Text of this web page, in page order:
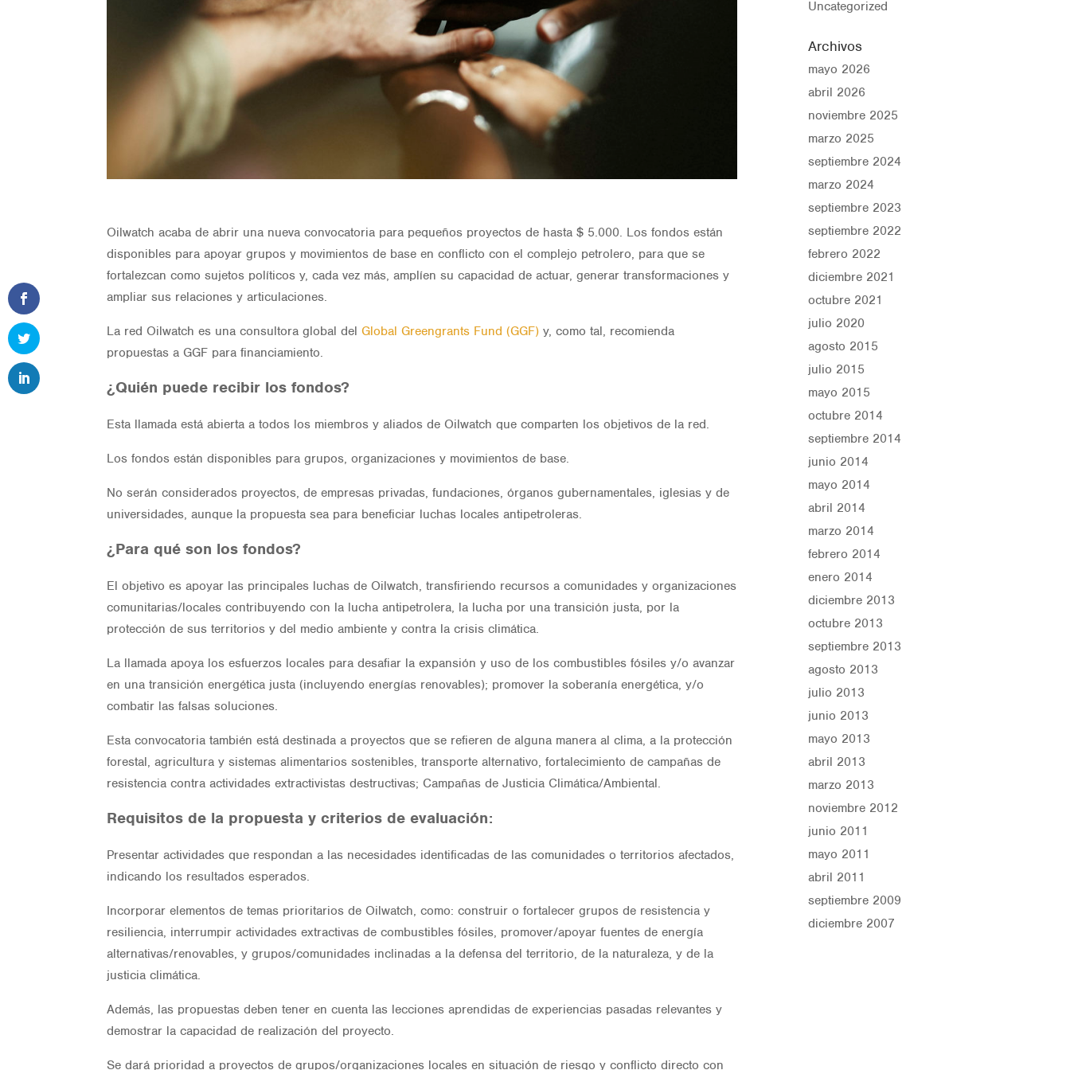
Oilwatch acaba de abrir una nueva convocatoria para pequeños proyectos de hasta $ 5.000. Los fondos están
disponibles para apoyar grupos y movimientos de base en conflicto con el complejo petrolero, para que se
fortalezcan como sujetos políticos y, cada vez más, amplíen su capacidad de actuar, generar transformaciones y
ampliar sus relaciones y articulaciones.
La red Oilwatch es una consultora global delGlobal Greengrants Fund (GGF) y, como tal, recomienda
propuestas a GGF para financiamiento.
¿Quién puede recibir los fondos?
Esta llamada está abierta a todos los miembros y aliados de Oilwatch que comparten los objetivos de la red.
Los fondos están disponibles para grupos, organizaciones y movimientos de base.
No serán considerados proyectos, de empresas privadas, fundaciones, órganos gubernamentales, iglesias y de
universidades, aunque la propuesta sea para beneficiar luchas locales antipetroleras.
¿Para qué son los fondos?
El objetivo es apoyar las principales luchas de Oilwatch, transfiriendo recursos a comunidades y organizaciones
comunitarias/locales contribuyendo con la lucha antipetrolera, la lucha por una transición justa, por la
protección de sus territorios y del medio ambiente y contra la crisis climática.
La llamada apoya los esfuerzos locales para desafiar la expansión y uso de los combustibles fósiles y/o avanzar
en una transición energética justa (incluyendo energías renovables); promover la soberanía energética, y/o
combatir las falsas soluciones.
Esta convocatoria también está destinada a proyectos que se refieren de alguna manera al clima, a la protección
forestal, agricultura y sistemas alimentarios sostenibles, transporte alternativo, fortalecimiento de campañas de
resistencia contra actividades extractivistas destructivas; Campañas de Justicia Climática/Ambiental.
Requisitos de la propuesta y criterios de evaluación:
Presentar actividades que respondan a las necesidades identificadas de las comunidades o territorios afectados,
indicando los resultados esperados.
Incorporar elementos de temas prioritarios de Oilwatch, como: construir o fortalecer grupos de resistencia y
resiliencia, interrumpir actividades extractivas de combustibles fósiles, promover/apoyar fuentes de energía
alternativas/renovables, y grupos/comunidades inclinadas a la defensa del territorio, de la naturaleza, y de la
justicia climática.
Además, las propuestas deben tener en cuenta las lecciones aprendidas de experiencias pasadas relevantes y
demostrar la capacidad de realización del proyecto.
Se dará prioridad a proyectos de grupos/organizaciones locales en situación de riesgo y conflicto directo con
Uncategorized
Archivos
mayo 2026
abril 2026
noviembre 2025
marzo 2025
septiembre 2024
marzo 2024
septiembre 2023
septiembre 2022
febrero 2022
diciembre 2021
octubre 2021
julio 2020
agosto 2015
julio 2015
mayo 2015
octubre 2014
septiembre 2014
junio 2014
mayo 2014
abril 2014
marzo 2014
febrero 2014
enero 2014
diciembre 2013
octubre 2013
septiembre 2013
agosto 2013
julio 2013
junio 2013
mayo 2013
abril 2013
marzo 2013
noviembre 2012
junio 2011
mayo 2011
abril 2011
septiembre 2009
diciembre 2007